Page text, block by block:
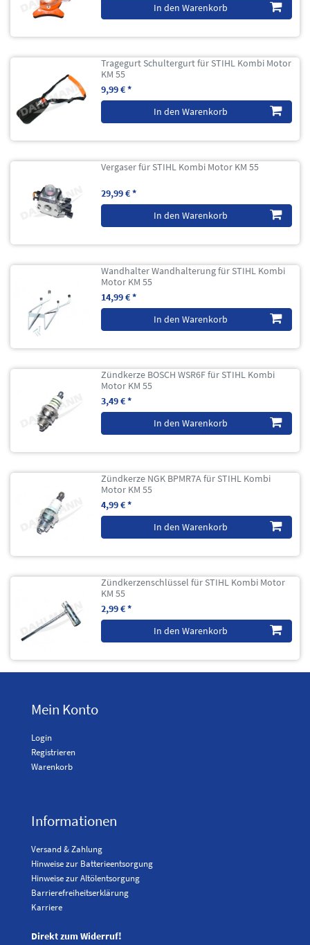
In den Warenkorb
Tragegurt Schultergurt für STIHL Kombi Motor
KM 55
9,99 € *
In den Warenkorb
Vergaser für STIHL Kombi Motor KM 55
29,99 € *
In den Warenkorb
Wandhalter Wandhalterung für STIHL Kombi
Motor KM 55
14,99 € *
In den Warenkorb
Zündkerze BOSCH WSR6F für STIHL Kombi
Motor KM 55
3,49 € *
In den Warenkorb
Zündkerze NGK BPMR7A für STIHL Kombi
Motor KM 55
4,99 € *
In den Warenkorb
Zündkerzenschlüssel für STIHL Kombi Motor
KM 55
2,99 € *
In den Warenkorb
Mein Konto
Login
Registrieren
Warenkorb
Informationen
Versand & Zahlung
Hinweise zur Batterieentsorgung
Hinweise zur Altölentsorgung
Barrierefreiheitserklärung
Karriere
Direkt zum Widerruf!